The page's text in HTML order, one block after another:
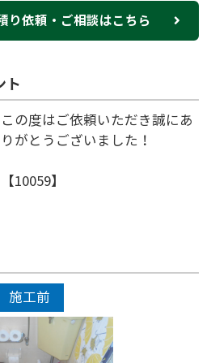
り依頼・ご相談はこちら
ト
この度はご依頼いただき誠にあ
りがとうございました！
【10059】
施工前